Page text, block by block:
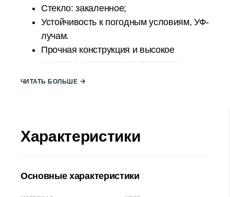
Стекло: закаленное;
Устойчивость к погодным условиям, УФ-
лучам.
Прочная конструкция и высокое
качество изготовления позволят
использовать его в течение многих
самостоятельно.
Страна происхождения: ТУРЦИЯ;
Ширина (Д): 90 см
ЧИТАТЬ БОЛЬШЕ
Характеристики
Основные характеристики